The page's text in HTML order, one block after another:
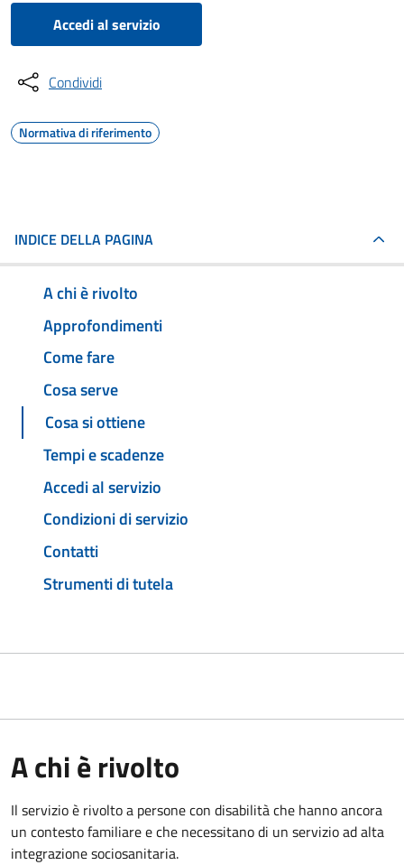
Accedi al servizio
Condividi
Normativa di riferimento
INDICE DELLA PAGINA
A chi è rivolto
Approfondimenti
Come fare
Cosa serve
Cosa si ottiene
Tempi e scadenze
Accedi al servizio
Condizioni di servizio
Contatti
Strumenti di tutela
A chi è rivolto
Il servizio è rivolto a persone con disabilità che hanno ancora
un contesto familiare e che necessitano di un servizio ad alta
integrazione sociosanitaria.